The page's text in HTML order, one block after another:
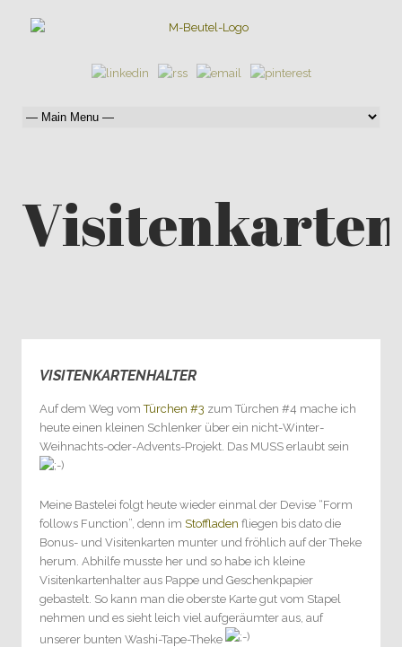
VISITENKARTENHALTER
Auf dem Weg vomTürchen #3 zum Türchen #4 mache ich
heute einen kleinen Schlenker über ein nicht-Winter-
Weihnachts-oder-Advents-Projekt. Das MUSS erlaubt sein
Meine Bastelei folgt heute wieder einmal der Devise “Form
follows Function”, denn im Stoffladen fliegen bis dato die
Bonus- und Visitenkarten munter und fröhlich auf der Theke
herum. Abhilfe musste her und so habe ich kleine
Visitenkartenhalter aus Pappe und Geschenkpapier
gebastelt. So kann man die oberste Karte gut vom Stapel
nehmen und es sieht leich viel aufgeräumter aus, auf
unserer bunten Washi-Tape-Theke